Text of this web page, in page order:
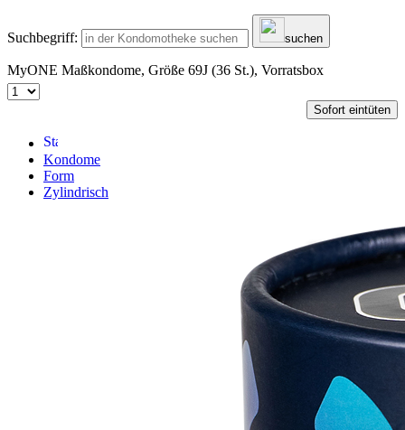
Suchbegriff: suchen
MyONE Maßkondome, Größe 69J (36 St.), Vorratsbox
Sofort eintüten
Kondome
Form
Zylindrisch